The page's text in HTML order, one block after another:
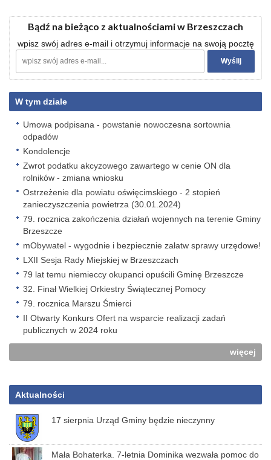
Bądź na bieżąco z aktualnościami w Brzeszczach
wpisz swój adres e-mail i otrzymuj informacje na swoją pocztę
W tym dziale
Umowa podpisana - powstanie nowoczesna sortownia
odpadów
Kondolencje
Zwrot podatku akcyzowego zawartego w cenie ON dla
rolników - zmiana wniosku
Ostrzeżenie dla powiatu oświęcimskiego - 2 stopień
zanieczyszczenia powietrza (30.01.2024)
79. rocznica zakończenia działań wojennych na terenie Gminy
Brzeszcze
mObywatel - wygodnie i bezpiecznie załatw sprawy urzędowe!
LXII Sesja Rady Miejskiej w Brzeszczach
79 lat temu niemieccy okupanci opuścili Gminę Brzeszcze
32. Finał Wielkiej Orkiestry Świątecznej Pomocy
79. rocznica Marszu Śmierci
II Otwarty Konkurs Ofert na wsparcie realizacji zadań
publicznych w 2024 roku
więcej
Aktualności
17 sierpnia Urząd Gminy będzie nieczynny
Mała Bohaterka. 7-letnia Dominika wezwała pomoc do